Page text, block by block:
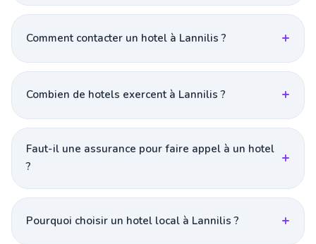
Comment contacter un hotel à Lannilis ?
Combien de hotels exercent à Lannilis ?
Faut-il une assurance pour faire appel à un hotel
?
Pourquoi choisir un hotel local à Lannilis ?